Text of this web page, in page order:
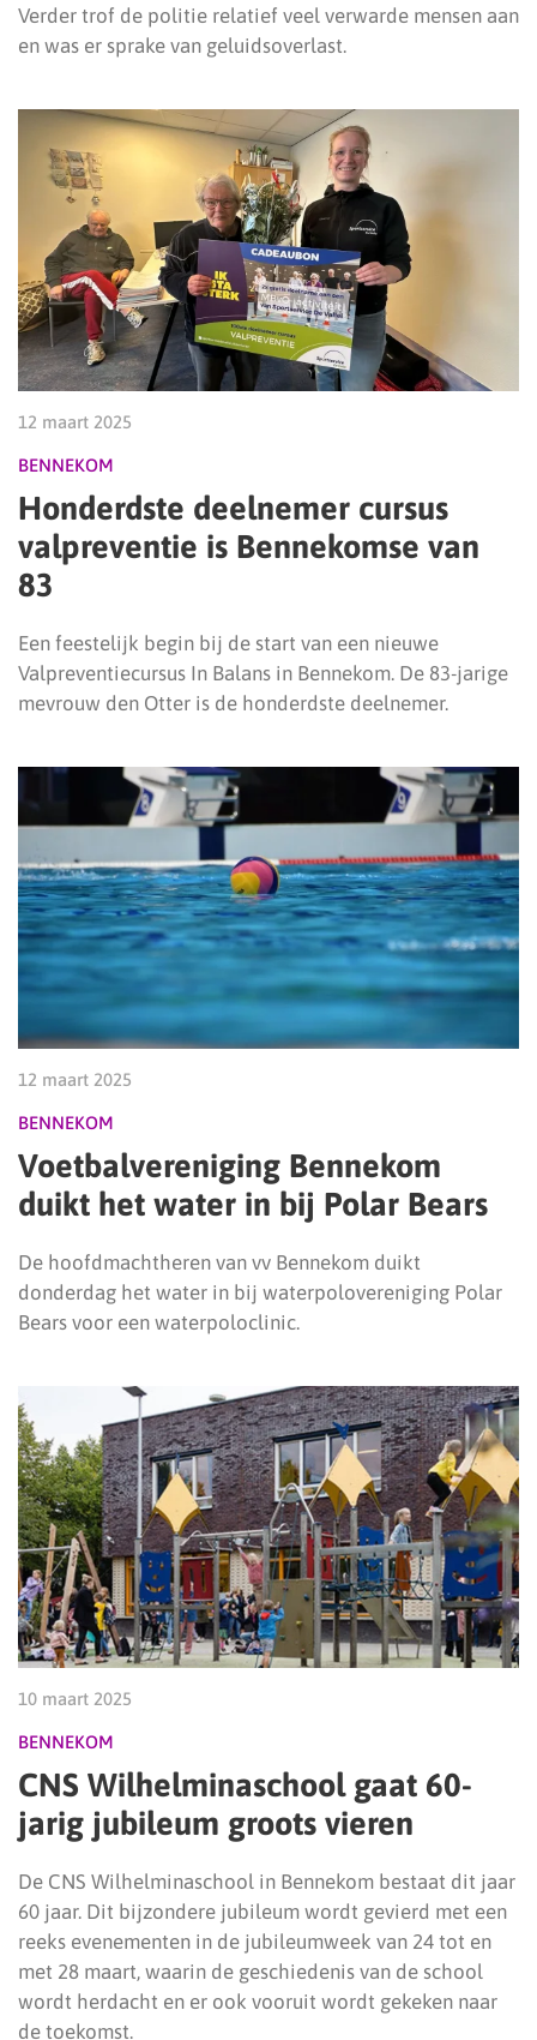
Verder trof de politie relatief veel verwarde mensen aan
en was er sprake van geluidsoverlast.
12 maart 2025
BENNEKOM
Honderdste deelnemer cursus
valpreventie is Bennekomse van
83
Een feestelijk begin bij de start van een nieuwe
Valpreventiecursus In Balans in Bennekom. De 83-jarige
mevrouw den Otter is de honderdste deelnemer.
12 maart 2025
BENNEKOM
Voetbalvereniging Bennekom
duikt het water in bij Polar Bears
De hoofdmachtheren van vv Bennekom duikt
donderdag het water in bij waterpolovereniging Polar
Bears voor een waterpoloclinic.
10 maart 2025
BENNEKOM
CNS Wilhelminaschool gaat 60-
jarig jubileum groots vieren
De CNS Wilhelminaschool in Bennekom bestaat dit jaar
60 jaar. Dit bijzondere jubileum wordt gevierd met een
reeks evenementen in de jubileumweek van 24 tot en
met 28 maart, waarin de geschiedenis van de school
wordt herdacht en er ook vooruit wordt gekeken naar
de toekomst.